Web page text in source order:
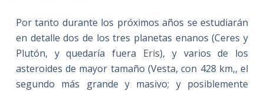
Por tanto durante los próximos años se estudiarán
en detalle dos de los tres planetas enanos (Ceres y
Plutón, y quedaría fuera Eris), y varios de los
asteroides de mayor tamaño (Vesta, con 428 km,, el
segundo más grande y masivo; y posiblemente